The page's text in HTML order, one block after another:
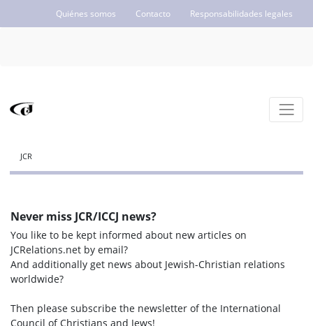
Quiénes somos Contacto Responsabilidades legales
JCR
Never miss JCR/ICCJ news?
You like to be kept informed about new articles on
JCRelations.net by email?
And additionally get news about Jewish-Christian relations
worldwide?
Then please subscribe the newsletter of the International
Council of Christians and Jews!